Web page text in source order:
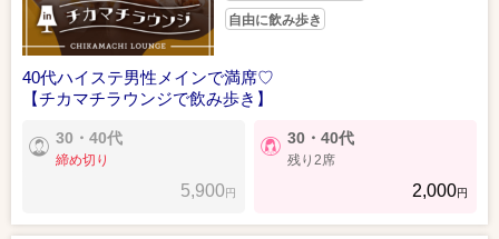
自由に飲み歩き
40代ハイステ男性メインで満席♡
【チカマチラウンジで飲み歩き】
30・40代
締め切り
5,900円
30・40代
残り2席
2,000円